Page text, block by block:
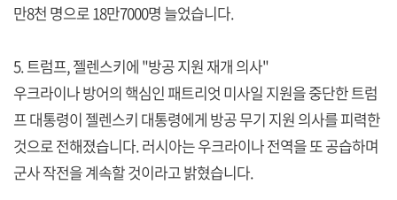
만8천 명으로 18만7000명 늘었습니다.
5. 트럼프, 젤렌스키에 "방공 지원 재개 의사"
우크라이나 방어의 핵심인 패트리엇 미사일 지원을 중단한 트럼
프 대통령이 젤렌스키 대통령에게 방공 무기 지원 의사를 피력한
것으로 전해졌습니다. 러시아는 우크라이나 전역을 또 공습하며
군사 작전을 계속할 것이라고 밝혔습니다.